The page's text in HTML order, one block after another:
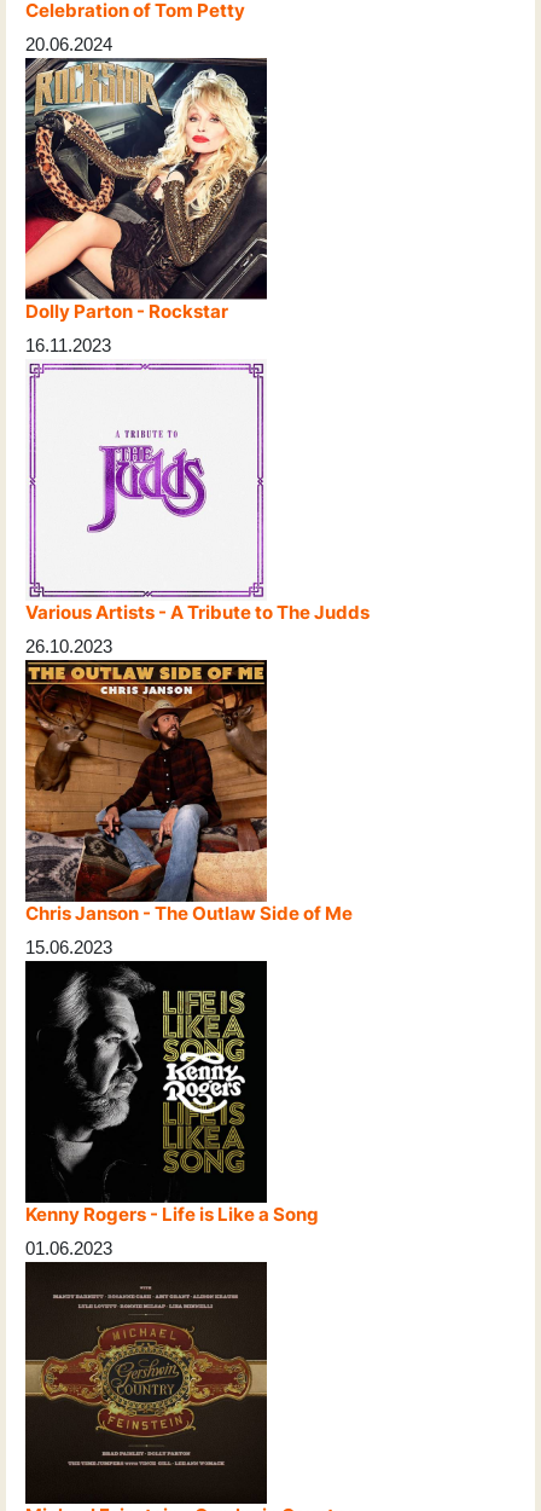
Celebration of Tom Petty
20.06.2024
Dolly Parton - Rockstar
16.11.2023
Various Artists - A Tribute to The Judds
26.10.2023
Chris Janson - The Outlaw Side of Me
15.06.2023
Kenny Rogers - Life is Like a Song
01.06.2023